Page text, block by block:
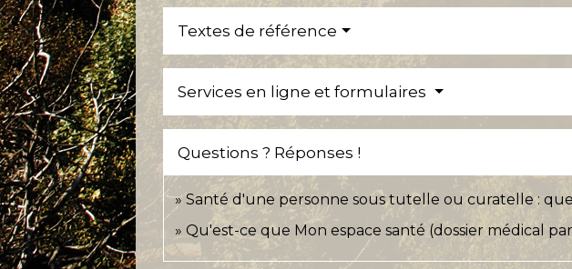
Textes de référence
Services en ligne et formulaires
Questions ? Réponses !
Santé d'une personne sous tutelle ou curatelle :
Qu'est-ce que Mon espace santé (dossier médical